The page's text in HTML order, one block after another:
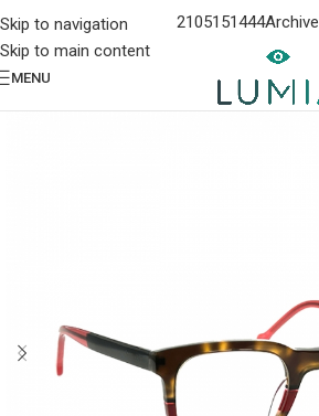
Skip to navigation
Skip to main content
2105151444Archive
MENU